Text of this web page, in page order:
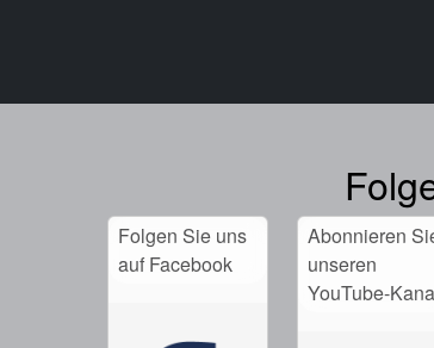
Folgen Sie uns
auf Facebook
Abonnieren
unseren
YouTube-